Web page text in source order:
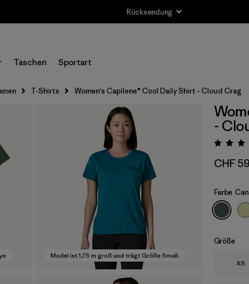
Rücksendung
Taschen Sportart
T-Shirts Women's Capilene® Cool Daily Shirt - Cloud Crag
Model ist 1,75 m groß und trägt Größe Small.
-
CHF 59
Farbe
Größe
XS